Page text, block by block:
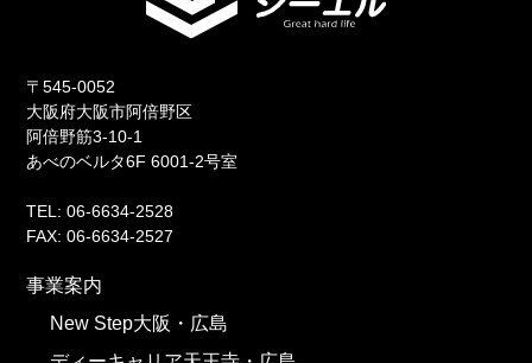
〒545-0052
大阪府大阪市阿倍野区
阿倍野筋3-10-1
あべのベルタ6F 6001-2号室
TEL: 06-6634-2528
FAX: 06-6634-2527
事業案内
New Step大阪・広島